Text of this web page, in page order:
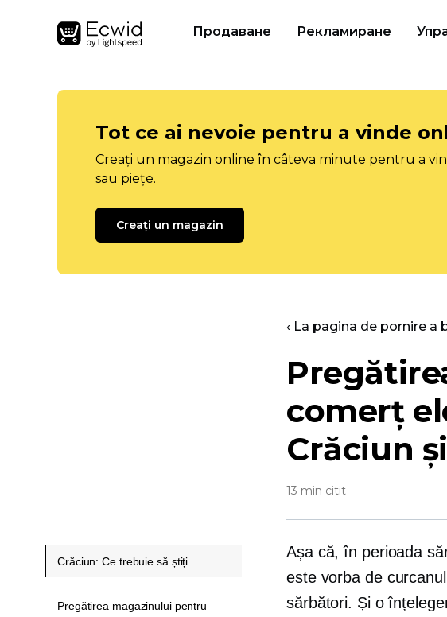
Продаване Рекламиране
Tot ce ai nevoie pentru a vinde
Creați un magazin online în câteva minute pentru a
sau piețe.
Creați un magazin
‹ La pagina de pornire a
comerț
Crăciun
13 min citit
Așa că, în perioada
este vorba de
sărbători. Și o
Crăciun: Ce trebuie să știți
Pregătirea magazinului pentru